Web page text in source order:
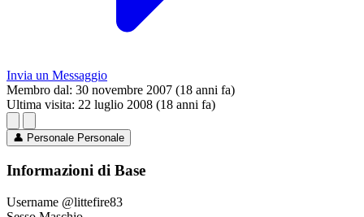
Invia un Messaggio
Membro dal: 30 novembre 2007 (18 anni fa)
Ultima visita: 22 luglio 2008 (18 anni fa)
👤 Personale Personale
Informazioni di Base
Username @littefire83